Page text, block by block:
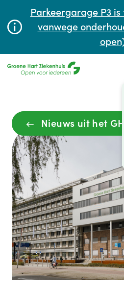
Parkeergarage P3
vanwege
Wachttijden
Nieuws uit het